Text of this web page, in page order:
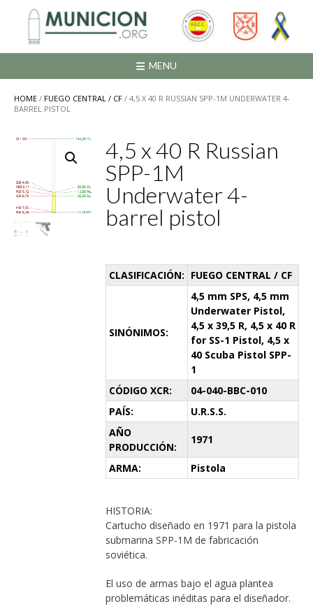
contenido
MENU
HOME / FUEGO CENTRAL / CF / 4,5 X 40 R RUSSIAN SPP-1M UNDERWATER 4-
BARREL PISTOL
4,5 x 40 R Russian
SPP-1M
Underwater 4-
barrel pistol
CLASIFICACIÓN: FUEGO CENTRAL / CF
SINÓNIMOS:
4,5 mm SPS, 4,5 mm
Underwater Pistol,
4,5 x 39,5 R, 4,5 x 40 R
for SS-1 Pistol, 4,5 x
40 Scuba Pistol SPP-
1
CÓDIGO XCR:
04-040-BBC-010
PAÍS:
U.R.S.S.
AÑO
PRODUCCIÓN:
1971
ARMA: Pistola
HISTORIA:
Cartucho diseñado en 1971 para la pistola
submarina SPP-1M de fabricación
soviética.
El uso de armas bajo el agua plantea
problemáticas inéditas para el diseñador.